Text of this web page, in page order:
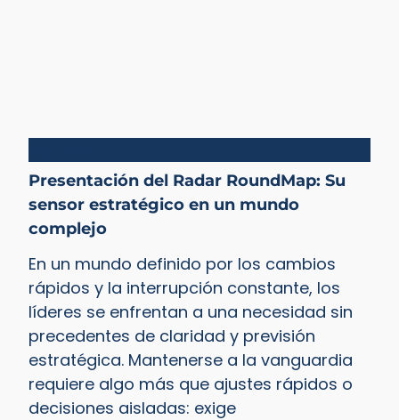
Presentación del Radar RoundMap: Su
sensor estratégico en un mundo
complejo
En un mundo definido por los cambios
rápidos y la interrupción constante, los
líderes se enfrentan a una necesidad sin
precedentes de claridad y previsión
estratégica. Mantenerse a la vanguardia
requiere algo más que ajustes rápidos o
decisiones aisladas: exige